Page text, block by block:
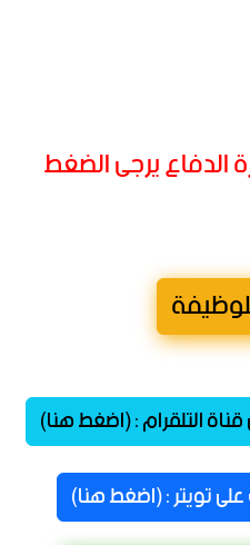
الدفاع يرجى الضغط
التلقرام : (اضغط هنا)
تويتر : (اضغط هنا)